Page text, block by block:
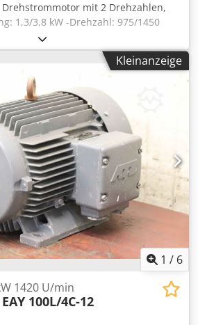
Drehstrommotor mit 2 Drehzahlen,
1,3/3,8 kW -Drehzahl: 975/1450
-Bauform: B3 Djdscttyyjpfx Amysck
IP 44 -Preis: pro Stück -Anzahl:
330/232/H200 mm -Gewicht:
Kleinanzeige
1 / 6
1420 U/min
EAY 100L/4C-12